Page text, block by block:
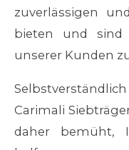
zuverlässigen
bieten und sind
unserer Kunden
Carimali
daher bemüht,